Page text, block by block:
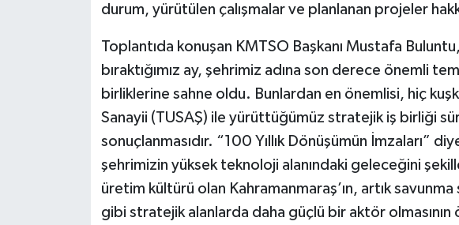
durum, yürütülen çalışmalar ve planlanan projeler
Toplantıda konuşan KMTSO Başkanı Mustafa
bıraktığımız ay, şehrimiz adına son derece önemli
birliklerine sahne oldu. Bunlardan en önemlisi, hiç
Sanayii (TUSAŞ) ile yürüttüğümüz stratejik iş birliği
sonuçlanmasıdır. “100 Yıllık Dönüşümün İmzaları”
şehrimizin yüksek teknoloji alanındaki geleceğini
üretim kültürü olan Kahramanmaraş’ın, artık savunma
gibi stratejik alanlarda daha güçlü bir aktör olmasının